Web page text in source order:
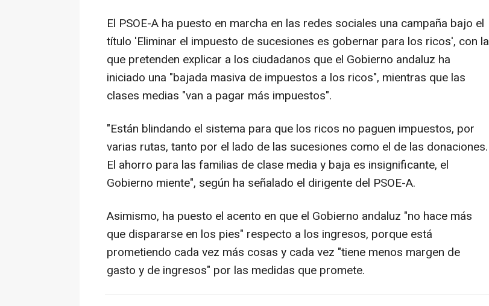
El PSOE-A ha puesto en marcha en las redes sociales una campaña bajo el
título 'Eliminar el impuesto de sucesiones es gobernar para los ricos', con la
que pretenden explicar a los ciudadanos que el Gobierno andaluz ha
iniciado una "bajada masiva de impuestos a los ricos", mientras que las
clases medias "van a pagar más impuestos".
"Están blindando el sistema para que los ricos no paguen impuestos, por
varias rutas, tanto por el lado de las sucesiones como el de las donaciones.
El ahorro para las familias de clase media y baja es insignificante, el
Gobierno miente", según ha señalado el dirigente del PSOE-A.
Asimismo, ha puesto el acento en que el Gobierno andaluz "no hace más
que dispararse en los pies" respecto a los ingresos, porque está
prometiendo cada vez más cosas y cada vez "tiene menos margen de
gasto y de ingresos" por las medidas que promete.